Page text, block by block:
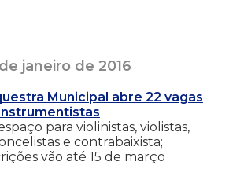
janeiro de 2016
Municipal abre 22 vagas
para violinistas, violistas,
e contrabaixista;
vão até 15 de março